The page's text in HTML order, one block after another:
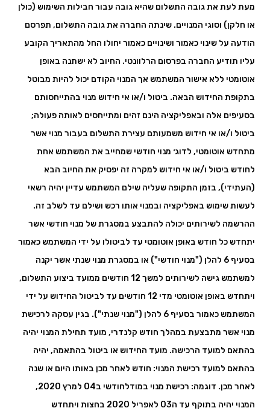
מעת לעת את גובה התשלום שהיא גובה עבור חבילות השימוש (כולן
או חלקן) וסוגי המנויים. שינתה החברה את גובה התשלום, תפרסם
הודעה על שינוי כאמור ושינויים כאמור יחולו החל מהתאריך הקובע
עליו תודיע החברה בפרסום הרלוונטי. החיוב לא ישתנה באופן
אוטומטי ללא אישור המשתמש אך המנוי הקודם יכול להיות מבוטל
בתקופת החידוש הבאה. ביטול ו/או אי חידוש מנוי בהתייחסותם
בסעיפים אלה ובאפליקציה הינם זהים ומתייחסים לאותה פעולה;
ביטול ו/או אי חידוש משמעותם עצירת התשלום בעבור מנוי אשר
מתחדש אוטומטי, לדוג׳ מנוי חודשי שמחייב את המשתמש אחת
לחודש ביטול ו/או אי חידוש למקרה זה יפסיק את החיוב הבא
(העתידי), בזמן התקופה שעליה שילם המשתמש עדיין יהיה רשאי
לעשות שימוש באפליקציה ובמנוי אותו רכש ושילם עד לשלב זה.
ההרשמה לשירותים יכולה להתבצע במסגרת של מנוי חודשי אשר
יתחדש כל חודש באופן אוטומטי עד לביטולו על ידי המשתמש כאמור
בסעיף 6 להלן ("מנוי חודשי") או במסגרת מנוי שנתי אשר יקנה
למשתמש גישה לשירותים למשך 12 חודשים ממועד ביצוע התשלום,
ויתחדש באופן אוטומטי מדי 12 חודשים עד לביטול החידוש על ידי
המשתמש כאמור בסעיף 6 להלן ("מנוי שנתי"). בגין עסקה לרכישת
מנוי אשר מתבצעת במהלך חודש קלנדרי, מועד תחילת המנוי יהיה
בהתאם למועד הרכישה. מועד החידוש או ביטול בהתאמה, יהיה
בהתאם למועד רכישת המנוי: חודש לאחר מכן באותו היום או שנה
לאחר מכן. דוגמה: רכישת מנוי במודלחודשי ב04 למרץ 2020,
המנוי יהיה בתוקף עד ה03 לאפריל 2020 בחצות ויתחדש